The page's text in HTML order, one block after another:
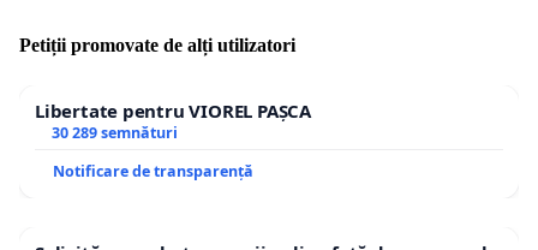
Petiții promovate de alți utilizatori
Libertate pentru VIOREL PAȘCA
30 289 semnături
Notificare de transparență